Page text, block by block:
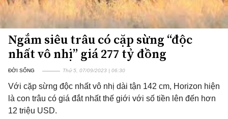
Ngắm siêu trâu có cặp sừng “độc
nhất vô nhị” giá 277 tỷ đồng
ĐỜI SỐNG Thứ 5, 07/09/2023 | 06:30
Với cặp sừng độc nhất vô nhị dài tận 142 cm, Horizon hiện
là con trâu có giá đắt nhất thế giới với số tiền lên đến hơn
12 triệu USD.